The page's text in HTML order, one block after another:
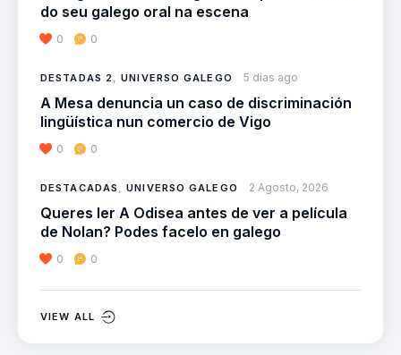
do seu galego oral na escena
0 0
DESTADAS 2,UNIVERSO GALEGO 5 días ago
A Mesa denuncia un caso de discriminación
lingüística nun comercio de Vigo
0 0
DESTACADAS ,UNIVERSO GALEGO 2 Agosto, 2026
Queres ler A Odisea antes de ver a película
de Nolan? Podes facelo en galego
0 0
VIEW ALL